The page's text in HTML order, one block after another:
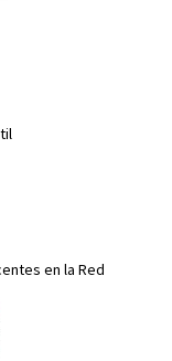
en la Red